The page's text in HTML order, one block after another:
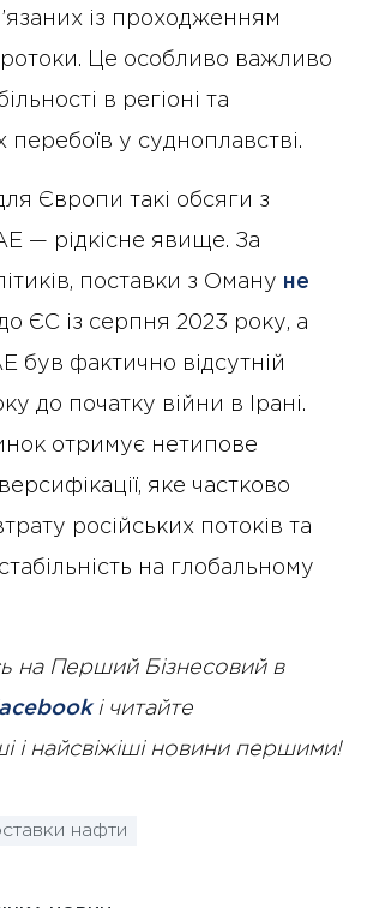
із проходженням
Це особливо важливо
в регіоні та
перебоїв у судноплавстві.
Європи такі обсяги з
— рідкісне явище. За
поставки з Оману не
ЄС із серпня 2023 року, а
був фактично відсутній
до початку війни в Ірані.
отримує нетипове
яке частково
російських потоків та
на глобальному
на Перший Бізнесовий в
і читайте
і найсвіжіші новини першими!
нафти